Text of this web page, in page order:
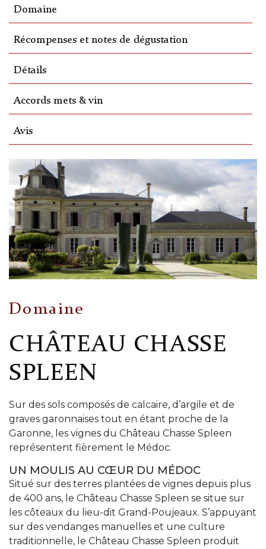
Domaine
Récompenses et notes de dégustation
Détails
Accords mets & vin
Avis
Domaine
CHÂTEAU CHASSE
SPLEEN
Sur des sols composés de calcaire, d’argile et de
graves garonnaises tout en étant proche de la
Garonne, les vignes du Château Chasse Spleen
représentent fièrement le Médoc.
UN MOULIS AU CŒUR DU MÉDOC
Situé sur des terres plantées de vignes depuis plus
de 400 ans, le Château Chasse Spleen se situe sur
les côteaux du lieu-dit Grand-Poujeaux. S’appuyant
sur des vendanges manuelles et une culture
traditionnelle, le Château Chasse Spleen produit